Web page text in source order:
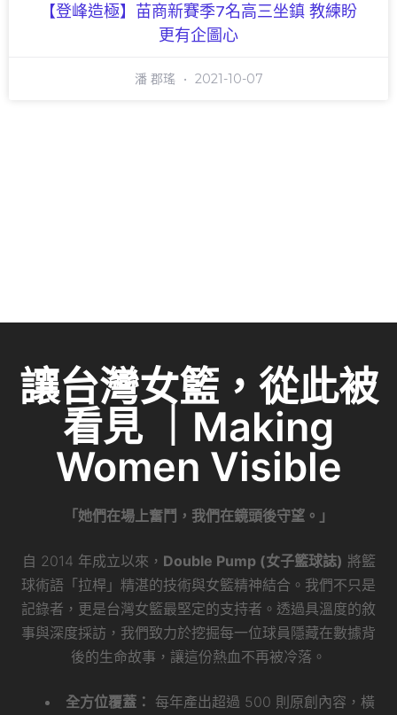
【登峰造極】苗商新賽季7名高三坐鎮 教練盼
更有企圖心
潘 郡瑤 2021-10-07
讓台灣女籃，從此被
看見 ｜Making
Women Visible
「她們在場上奮鬥，我們在鏡頭後守望。」
自 2014 年成立以來， Double Pump (女子籃球誌) 將籃
球術語「拉桿」精湛的技術與女籃精神結合。我們不只是
記錄者，更是台灣女籃最堅定的支持者。透過具溫度的敘
事與深度採訪，我們致力於挖掘每一位球員隱藏在數據背
後的生命故事，讓這份熱血不再被冷落。
全方位覆蓋： 每年產出超過 500 則原創內容，橫